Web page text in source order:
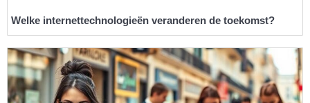
Welke internettechnologieën veranderen de toekomst?